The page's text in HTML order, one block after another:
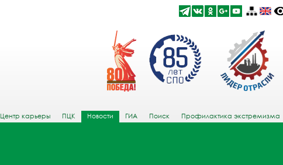
Центр карьеры ПЦК Новости ГИА Поиск Профилактика экстремизма